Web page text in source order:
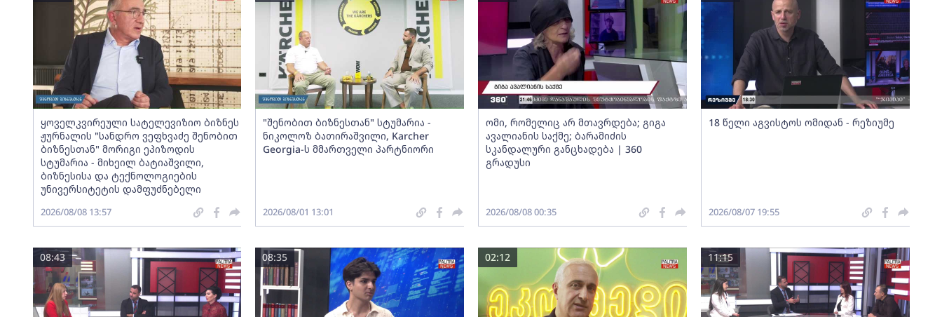
ყოველკვირეული სატელევიზიო ბიზნეს
ჟურნალის "სანდრო ვეფხვაძე შენობით
ბიზნესთან" მორიგი ეპიზოდის
სტუმარია - მიხეილ ბატიაშვილი,
ბიზნესისა და ტექნოლოგიების
უნივერსიტეტის დამფუძნებელი
2026/08/08 13:57
"შენობით ბიზნესთან" სტუმარია -
ნიკოლოზ ბათირაშვილი, Karcher
Georgia-ს მმართველი პარტნიორი
2026/08/01 13:01
ომი, რომელიც არ მთავრდება; გიგა
ავალიანის საქმე; ბარამიძის
სკანდალური განცხადება | 360
გრადუსი
2026/08/08 00:35
18 წელი აგვისტოს ომიდან - რეზიუმე
2026/08/07 19:55
08:43 08:35 02:12 11:15